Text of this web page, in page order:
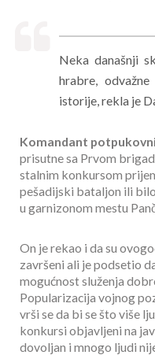
Neka današnji
hrabre,
istorije, rekla je
Komandant
prisutne sa Prvom
stalnim konkursom
pešadijski bataljon ili
u garnizonom mestu
On je rekao i da su
završeni ali je podsetio
mogućnost služenja
Popularizacija vojnog
vrši se da bi se što više
konkursi objavljeni na
dovoljan i mnogo ljudi